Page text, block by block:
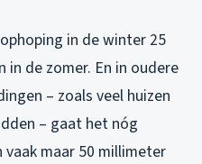
in de winter 25
de zomer. En in oudere
– zoals veel huizen
– gaat het nóg
vaak maar 50 millimeter